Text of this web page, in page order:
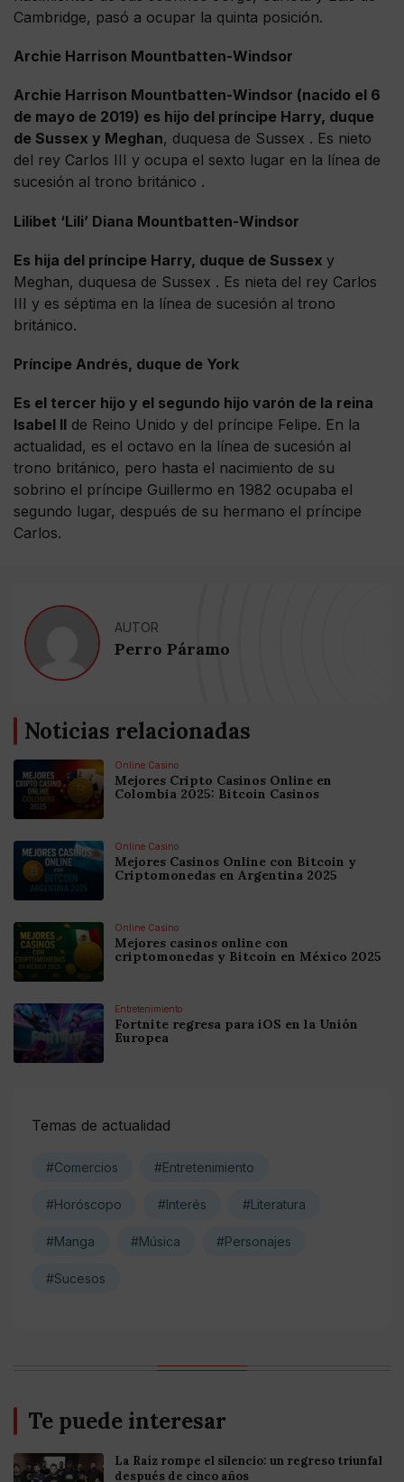
Cambridge, pasó a ocupar la quinta posición.
Archie Harrison Mountbatten-Windsor
Archie Harrison Mountbatten-Windsor (nacido el 6
de mayo de 2019) es hijo del príncipe Harry, duque
de Sussex y Meghan, duquesa de Sussex . Es nieto
del rey Carlos III y ocupa el sexto lugar en la línea de
sucesión al trono británico .
Lilibet ‘Lili’ Diana Mountbatten-Windsor
Es hija del príncipe Harry, duque de Sussex y
Meghan, duquesa de Sussex . Es nieta del rey Carlos
III y es séptima en la línea de sucesión al trono
británico.
Príncipe Andrés, duque de York
Es el tercer hijo y el segundo hijo varón de la reina
Isabel II de Reino Unido y del príncipe Felipe. En la
actualidad, es el octavo en la línea de sucesión al
trono británico, pero hasta el nacimiento de su
sobrino el príncipe Guillermo en 1982 ocupaba el
segundo lugar, después de su hermano el príncipe
Carlos.
AUTOR
Perro Páramo
Noticias relacionadas
Online Casino
Mejores Cripto Casinos Online en
Colombia 2025: Bitcoin Casinos
Online Casino
Mejores Casinos Online con Bitcoin y
Criptomonedas en Argentina 2025
Online Casino
Mejores casinos online con
criptomonedas y Bitcoin en México 2025
Entretenimiento
Fortnite regresa para iOS en la Unión
Europea
Temas de actualidad
#Comercios #Entretenimiento
#Horóscopo #Interés #Literatura
#Manga #Música #Personajes
#Sucesos
Te puede interesar
La Raíz rompe el silencio: un regreso triunfal
después de cinco años